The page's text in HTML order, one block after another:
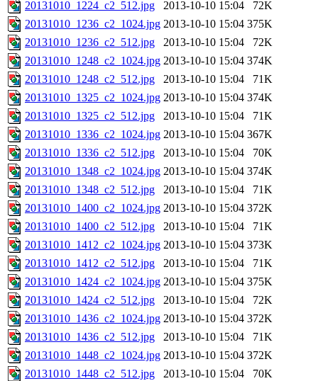
20131010_1224_c2_512.jpg 2013-10-10 15:04
72K
20131010_1236_c2_1024.jpg 2013-10-10 15:04 375K
20131010_1236_c2_512.jpg
2013-10-10 15:04
72K
20131010_1248_c2_1024.jpg 2013-10-10 15:04 374K
20131010_1248_c2_512.jpg
2013-10-10 15:04
71K
20131010_1325_c2_1024.jpg 2013-10-10 15:04 374K
20131010_1325_c2_512.jpg
2013-10-10 15:04
71K
20131010_1336_c2_1024.jpg 2013-10-10 15:04 367K
20131010_1336_c2_512.jpg
2013-10-10 15:04
70K
20131010_1348_c2_1024.jpg 2013-10-10 15:04 374K
20131010_1348_c2_512.jpg
2013-10-10 15:04
71K
20131010_1400_c2_1024.jpg 2013-10-10 15:04 372K
20131010_1400_c2_512.jpg
2013-10-10 15:04
71K
20131010_1412_c2_1024.jpg 2013-10-10 15:04 373K
20131010_1412_c2_512.jpg
2013-10-10 15:04
71K
20131010_1424_c2_1024.jpg 2013-10-10 15:04 375K
20131010_1424_c2_512.jpg
2013-10-10 15:04
72K
20131010_1436_c2_1024.jpg 2013-10-10 15:04 372K
20131010_1436_c2_512.jpg
2013-10-10 15:04
71K
20131010_1448_c2_1024.jpg 2013-10-10 15:04 372K
20131010_1448_c2_512.jpg
2013-10-10 15:04
70K